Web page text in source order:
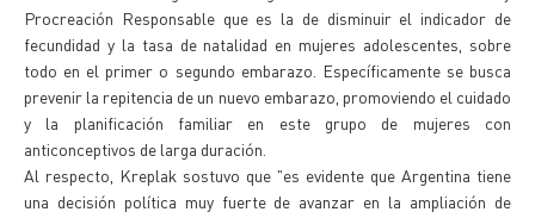
Procreación Responsable que es la de disminuir el indicador de
fecundidad y la tasa de natalidad en mujeres adolescentes, sobre
todo en el primer o segundo embarazo. Específicamente se busca
prevenir la repitencia de un nuevo embarazo, promoviendo el cuidado
y la planificación familiar en este grupo de mujeres con
anticonceptivos de larga duración.
Al respecto, Kreplak sostuvo que "es evidente que Argentina tiene
una decisión política muy fuerte de avanzar en la ampliación de